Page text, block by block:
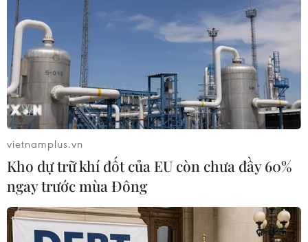
Theo dõi VietnamPlus
TIN LIÊN QUAN
vietnamplus.vn
Kho dự trữ khí đốt của EU còn chưa đầy 60%
ngay trước mùa Đông